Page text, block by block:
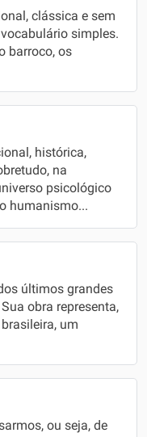
clássica e sem
simples.
barroco, os
histórica,
na
psicológico
humanismo...
últimos grandes
obra representa,
um
ou seja, de